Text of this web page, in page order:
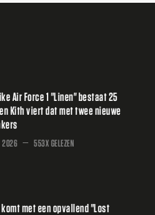
Air Force 1 "Linen" bestaat 25
Kith viert dat met twee nieuwe
2026 553X GELEZEN
met een opvallend "Lost